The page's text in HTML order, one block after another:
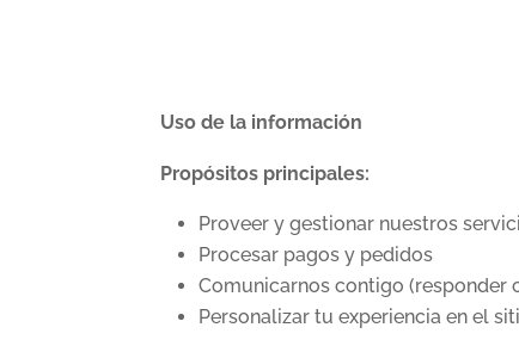
Uso de la información
Propósitos principales:
Proveer y gestionar nuestros
Procesar pagos y pedidos
Comunicarnos contigo (responder
Personalizar tu experiencia en el